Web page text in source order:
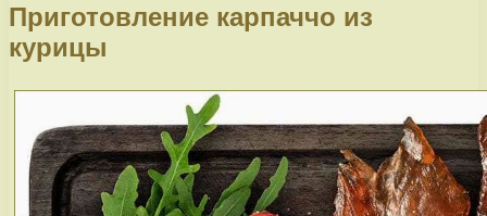
Приготовление карпаччо из
курицы